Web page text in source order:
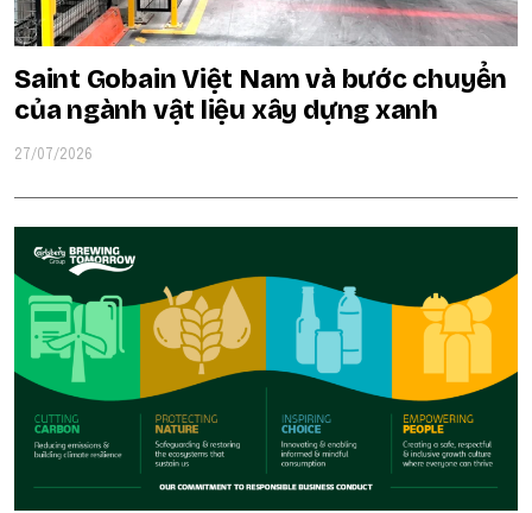
Saint Gobain Việt Nam và bước chuyển
của ngành vật liệu xây dựng xanh
27/07/2026